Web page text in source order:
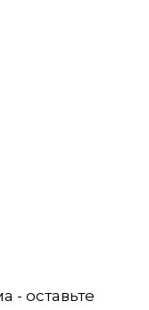
- оставьте